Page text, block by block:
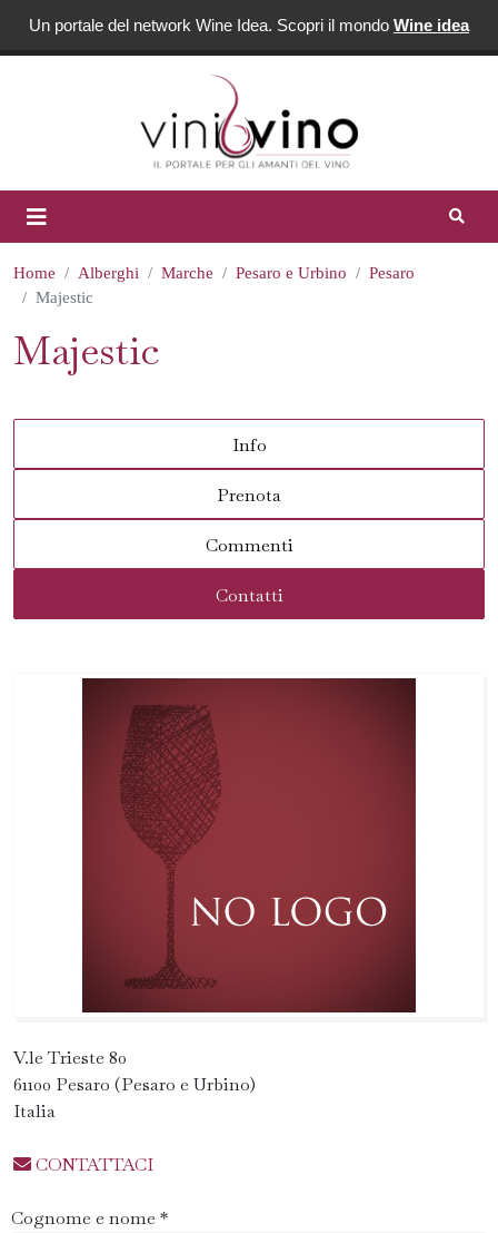
Un portale del network Wine Idea. Scopri il mondo Wine idea
Home Alberghi Marche Pesaro e Urbino
Pesaro
Majestic
Majestic
Info
Prenota
Commenti
Contatti
V.le Trieste 80
61100 Pesaro (Pesaro e Urbino)
Italia
CONTATTACI
Cognome e nome *